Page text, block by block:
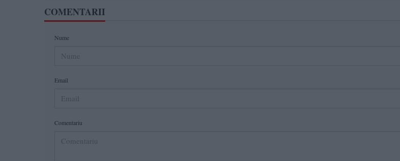
COMENTARII
Nume
Email
Comentariu